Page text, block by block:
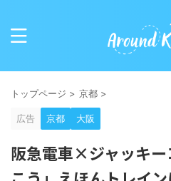
トップページ > 京都 >
広告 京都 大阪
阪急電車×ジャッキー